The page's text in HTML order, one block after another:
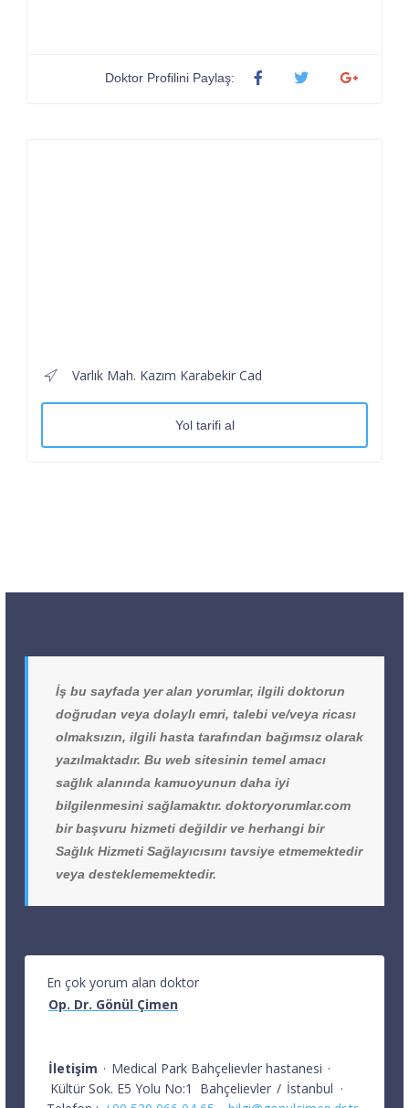
Doktor Profilini Paylaş:
Varlık Mah. Kazım Karabekir Cad
Yol tarifi al
İş bu sayfada yer alan yorumlar, ilgili doktorun
doğrudan veya dolaylı emri, talebi ve/veya ricası
olmaksızın, ilgili hasta tarafından bağımsız olarak
yazılmaktadır. Bu web sitesinin temel amacı
sağlık alanında kamuoyunun daha iyi
bilgilenmesini sağlamaktır. doktoryorumlar.com
bir başvuru hizmeti değildir ve herhangi bir
Sağlık Hizmeti Sağlayıcısını tavsiye etmemektedir
veya desteklememektedir.
En çok yorum alan doktor
Op. Dr. Gönül Çimen
İletişim · Medical Park Bahçelievler hastanesi ·
Kültür Sok. E5 Yolu No:1
Bahçelievler / İstanbul ·